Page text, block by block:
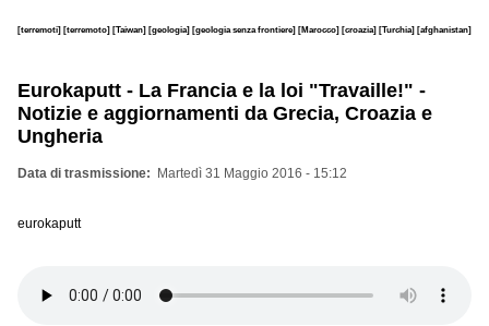
[terremoti] [terremoto] [Taiwan] [geologia] [geologia senza frontiere] [Marocco] [croazia] [Turchia] [afghanistan]
Eurokaputt - La Francia e la loi "Travaille!" -
Notizie e aggiornamenti da Grecia, Croazia e
Ungheria
Data di trasmissione Martedì 31 Maggio 2016 - 15:12
eurokaputt